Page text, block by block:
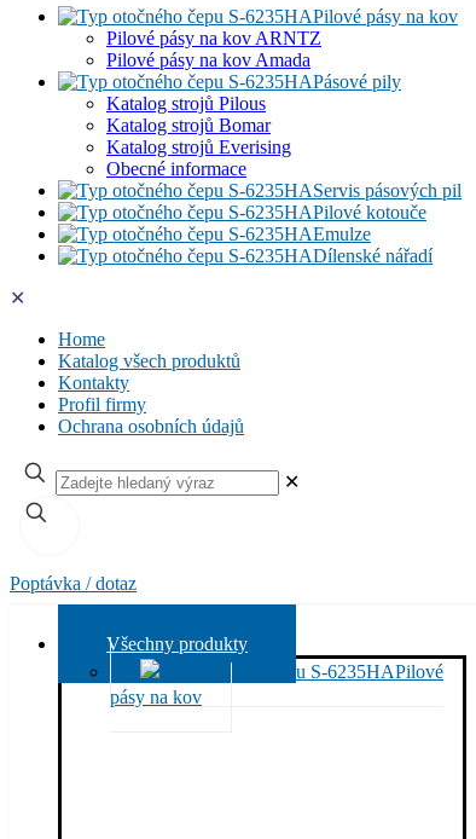
Pilové pásy na kov
Pilové pásy na kov ARNTZ
Pilové pásy na kov Amada
Pásové pily
Katalog strojů Pilous
Katalog strojů Bomar
Katalog strojů Everising
Obecné informace
Servis pásových pil
Pilové kotouče
Emulze
Dílenské nářadí
✕
Home
Katalog všech produktů
Kontakty
Profil firmy
Ochrana osobních údajů
✕
Poptávka / dotaz
Všechny produkty
Pilové
pásy na kov